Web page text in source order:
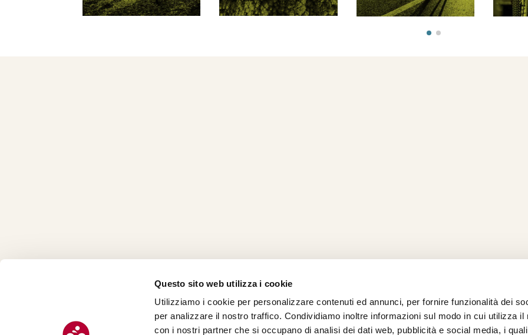
Questo sito web utilizza i cookie
Utilizziamo i cookie per personalizzare contenuti ed annunci, per fornire funzionalità dei
per analizzare il nostro traffico. Condividiamo inoltre informazioni sul modo in cui utilizza il
con i nostri partner che si occupano di analisi dei dati web, pubblicità e social media, i
CHI SIAMO
CONTATTI
STRADA
PROPOSTE
ESPERIENZE
BIKE LAB
BIKE HOTEL